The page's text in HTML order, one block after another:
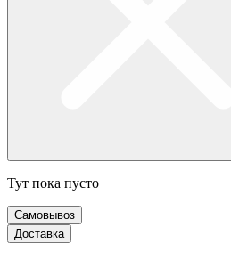
Тут пока пусто
Самовывоз
Доставка